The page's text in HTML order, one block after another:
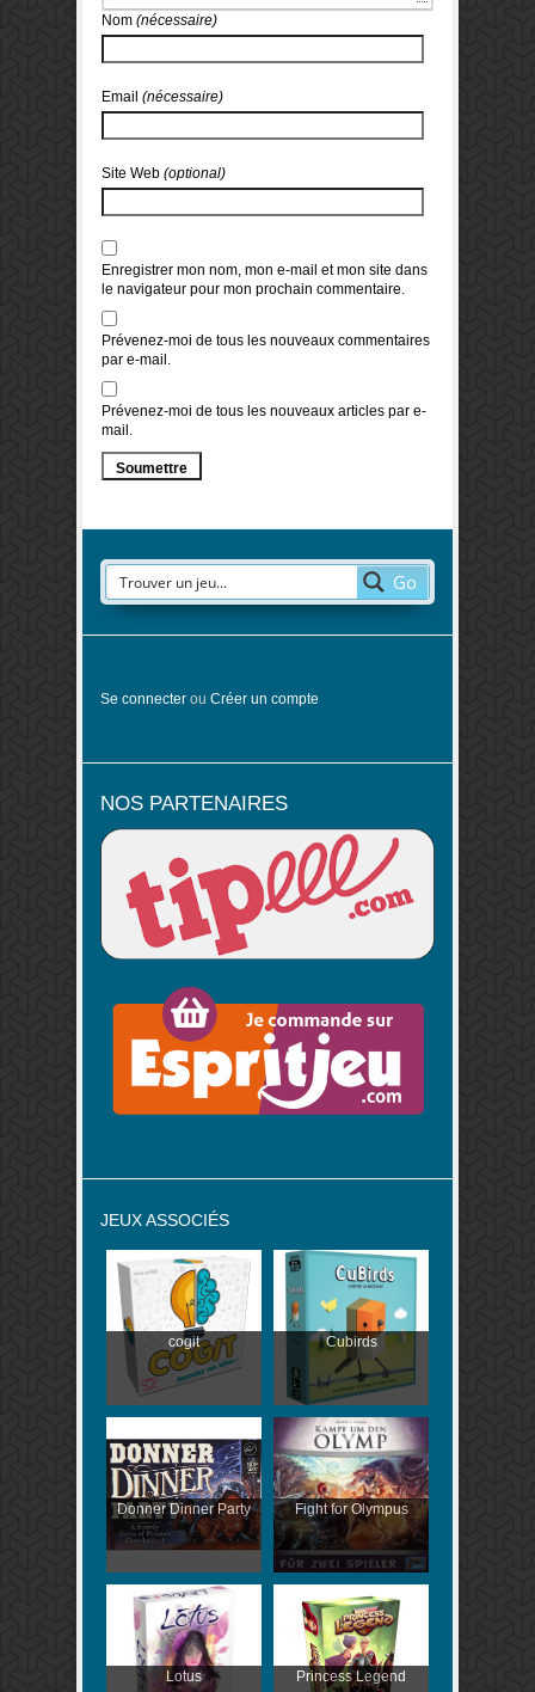
Nom (nécessaire)
Email (nécessaire)
Site Web (optional)
Enregistrer mon nom, mon e-mail et mon site dans
le navigateur pour mon prochain commentaire.
Prévenez-moi de tous les nouveaux commentaires
par e-mail.
Prévenez-moi de tous les nouveaux articles par e-
mail.
Go
Se connecter ou Créer un compte
NOS PARTENAIRES
JEUX ASSOCIÉS
cogit Cubirds
Donner Dinner Party Fight for Olympus
Lotus Princess Legend